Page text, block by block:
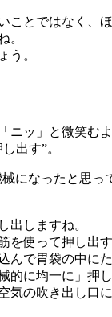
ことではなく、
。
う。
ッ」と微笑む
出す”。
になったと思
出しますね。
を使って押し出す
んで胃袋の中に
的に均一に」押し
気の吹き出し口